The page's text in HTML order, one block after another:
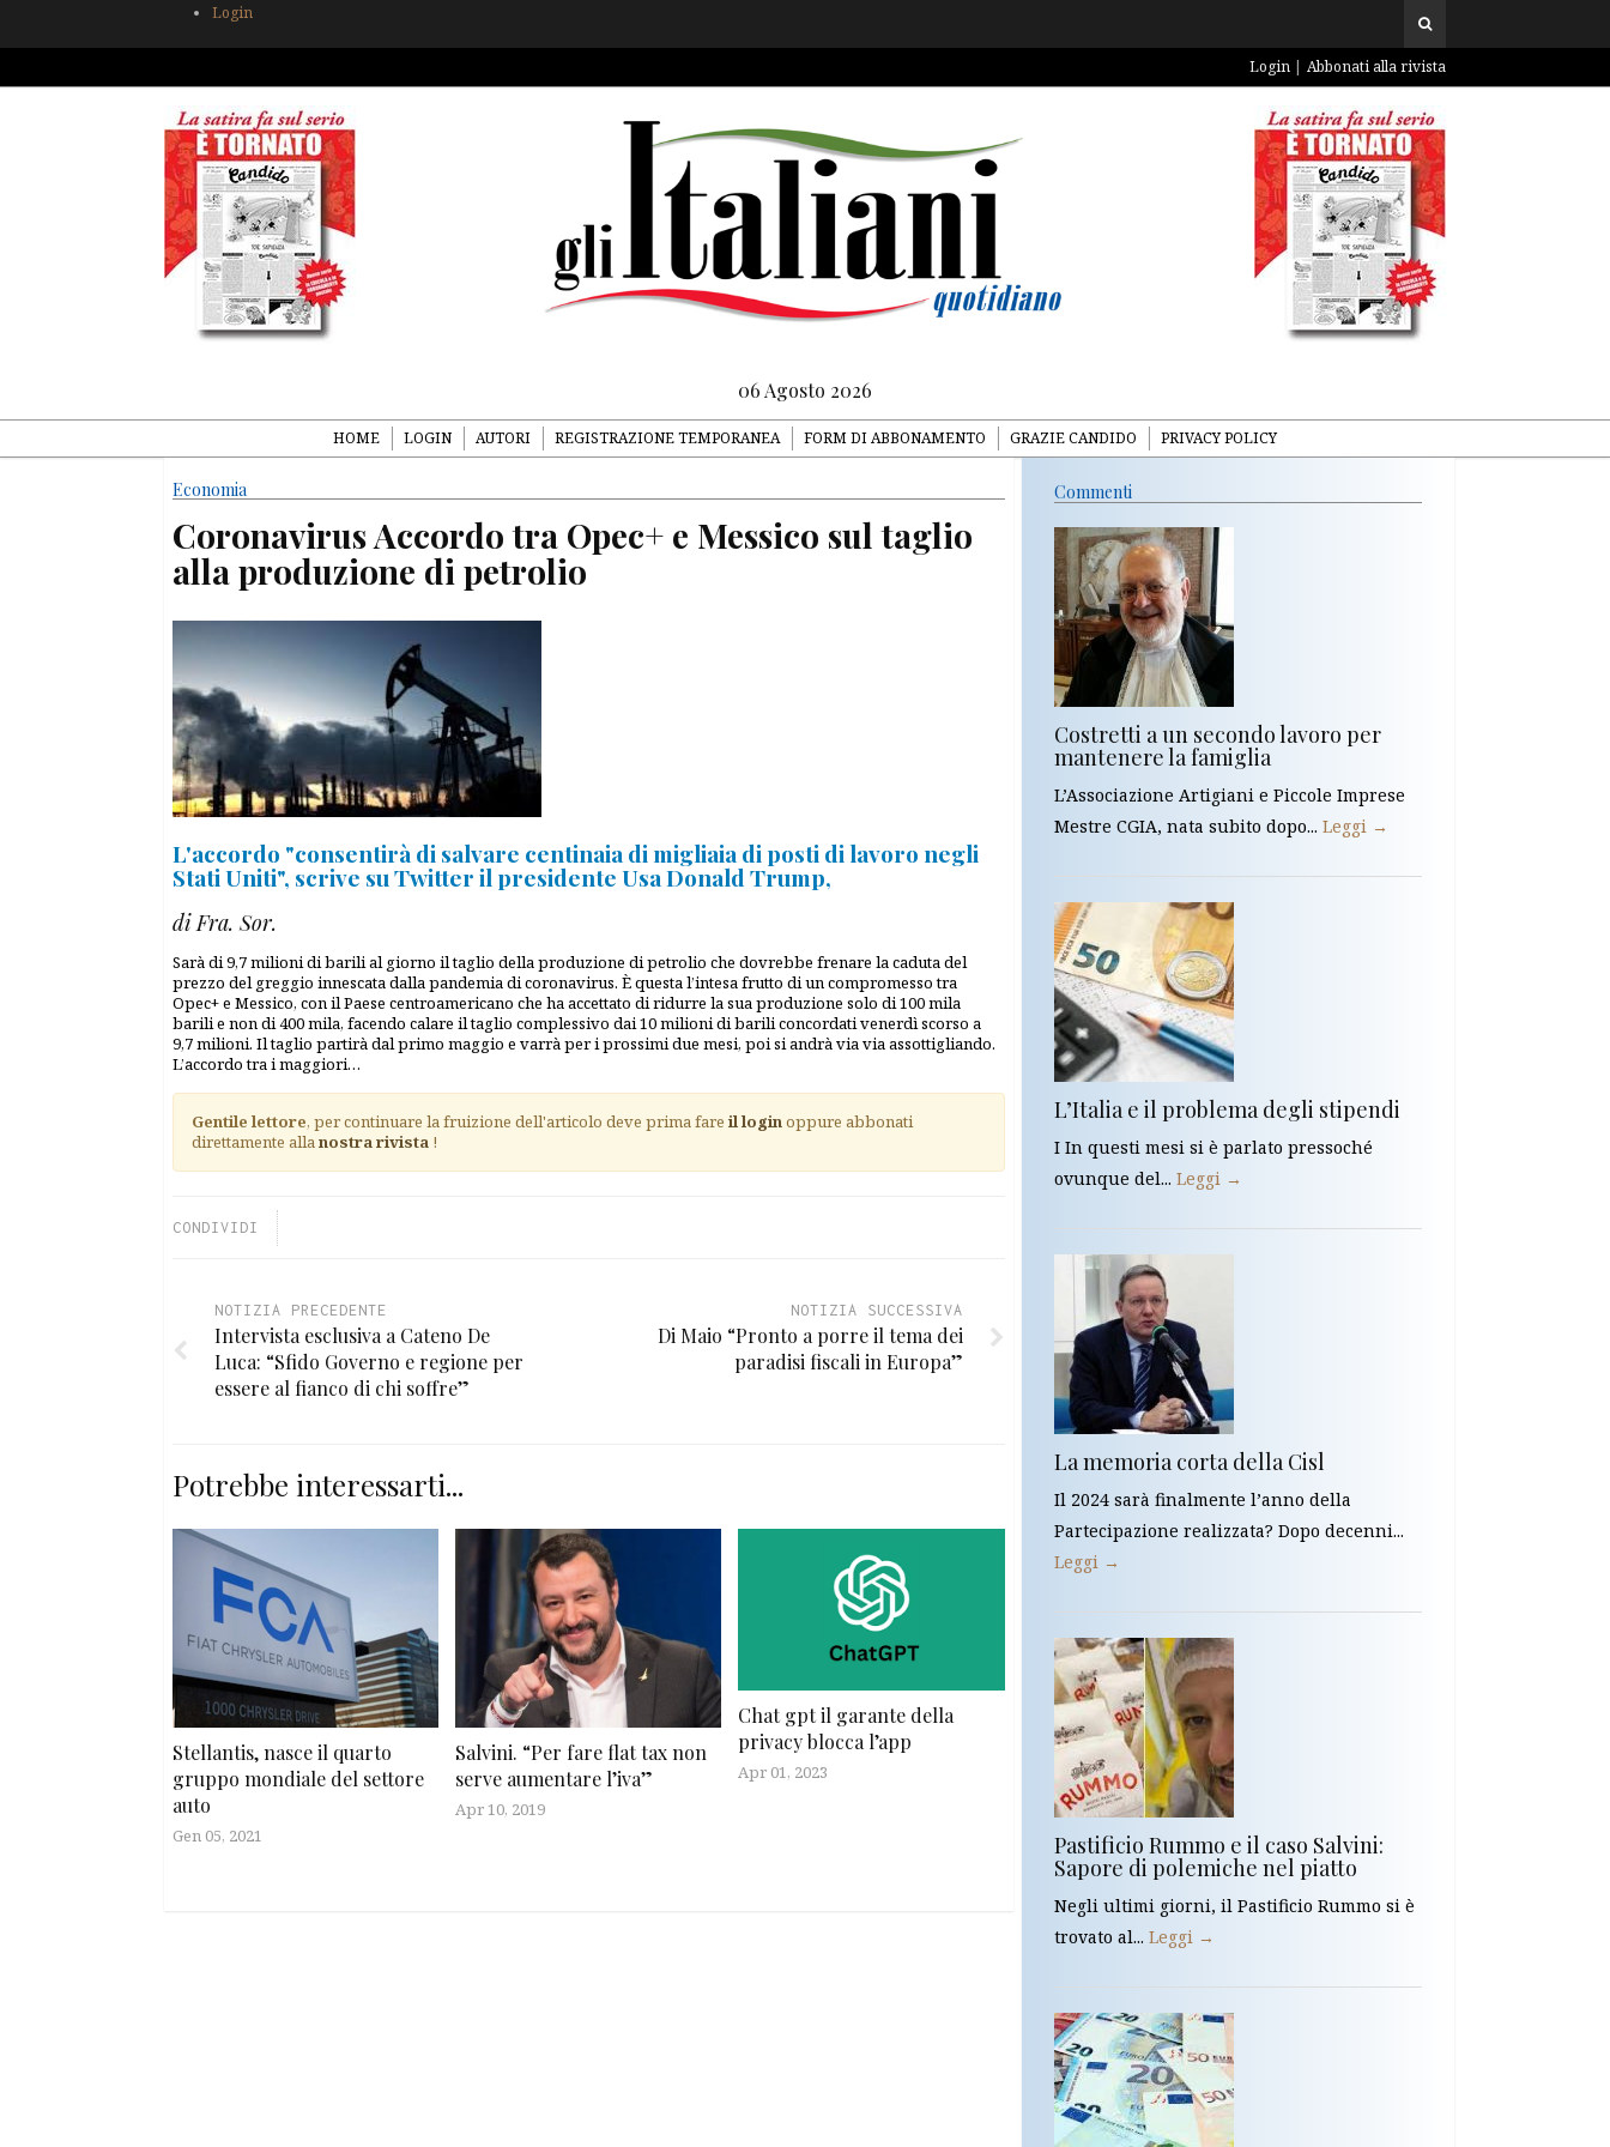
Login
Login Abbonati alla rivista
06 Agosto 2026
HOME LOGIN AUTORI REGISTRAZIONE TEMPORANEA FORM DI ABBONAMENTO GRAZIE CANDIDO PRIVACY POLICY
Economia
Coronavirus Accordo tra Opec+ e Messico sul taglio
alla produzione di petrolio
L'accordo "consentirà di salvare centinaia di migliaia di posti di lavoro negli
Stati Uniti", scrive su Twitter il presidente Usa Donald Trump,
di Fra. Sor.
Sarà di 9,7 milioni di barili al giorno il taglio della produzione di petrolio che dovrebbe frenare la caduta del
prezzo del greggio innescata dalla pandemia di coronavirus. È questa l’intesa frutto di un compromesso tra
Opec+ e Messico, con il Paese centroamericano che ha accettato di ridurre la sua produzione solo di 100 mila
barili e non di 400 mila, facendo calare il taglio complessivo dai 10 milioni di barili concordati venerdì scorso a
9,7 milioni. Il taglio partirà dal primo maggio e varrà per i prossimi due mesi, poi si andrà via via assottigliando.
L’accordo tra i maggiori…
Gentile lettore, per continuare la fruizione dell'articolo deve prima fare il loginoppure abbonati
direttamente allanostra rivista !
CONDIVIDI
NOTIZIA PRECEDENTE
Intervista esclusiva a Cateno De
Luca: “Sfido Governo e regione per
essere al fianco di chi soffre”
NOTIZIA SUCCESSIVA
Di Maio “Pronto a porre il tema dei
paradisi fiscali in Europa”
Potrebbe interessarti...
Stellantis, nasce il quarto
gruppo mondiale del settore
auto
Gen 05, 2021
Salvini. “Per fare flat tax non
serve aumentare l’iva”
Apr 10, 2019
Chat gpt il garante della
privacy blocca l’app
Apr 01, 2023
Commenti
Costretti a un secondo lavoro per
mantenere la famiglia
L’Associazione Artigiani e Piccole Imprese
Mestre CGIA, nata subito dopo... Leggi →
L’Italia e il problema degli stipendi
I In questi mesi si è parlato pressoché
ovunque del... Leggi →
La memoria corta della Cisl
Il 2024 sarà finalmente l’anno della
Partecipazione realizzata? Dopo decenni...
Leggi →
Pastificio Rummo e il caso Salvini:
Sapore di polemiche nel piatto
Negli ultimi giorni, il Pastificio Rummo si è
trovato al... Leggi →